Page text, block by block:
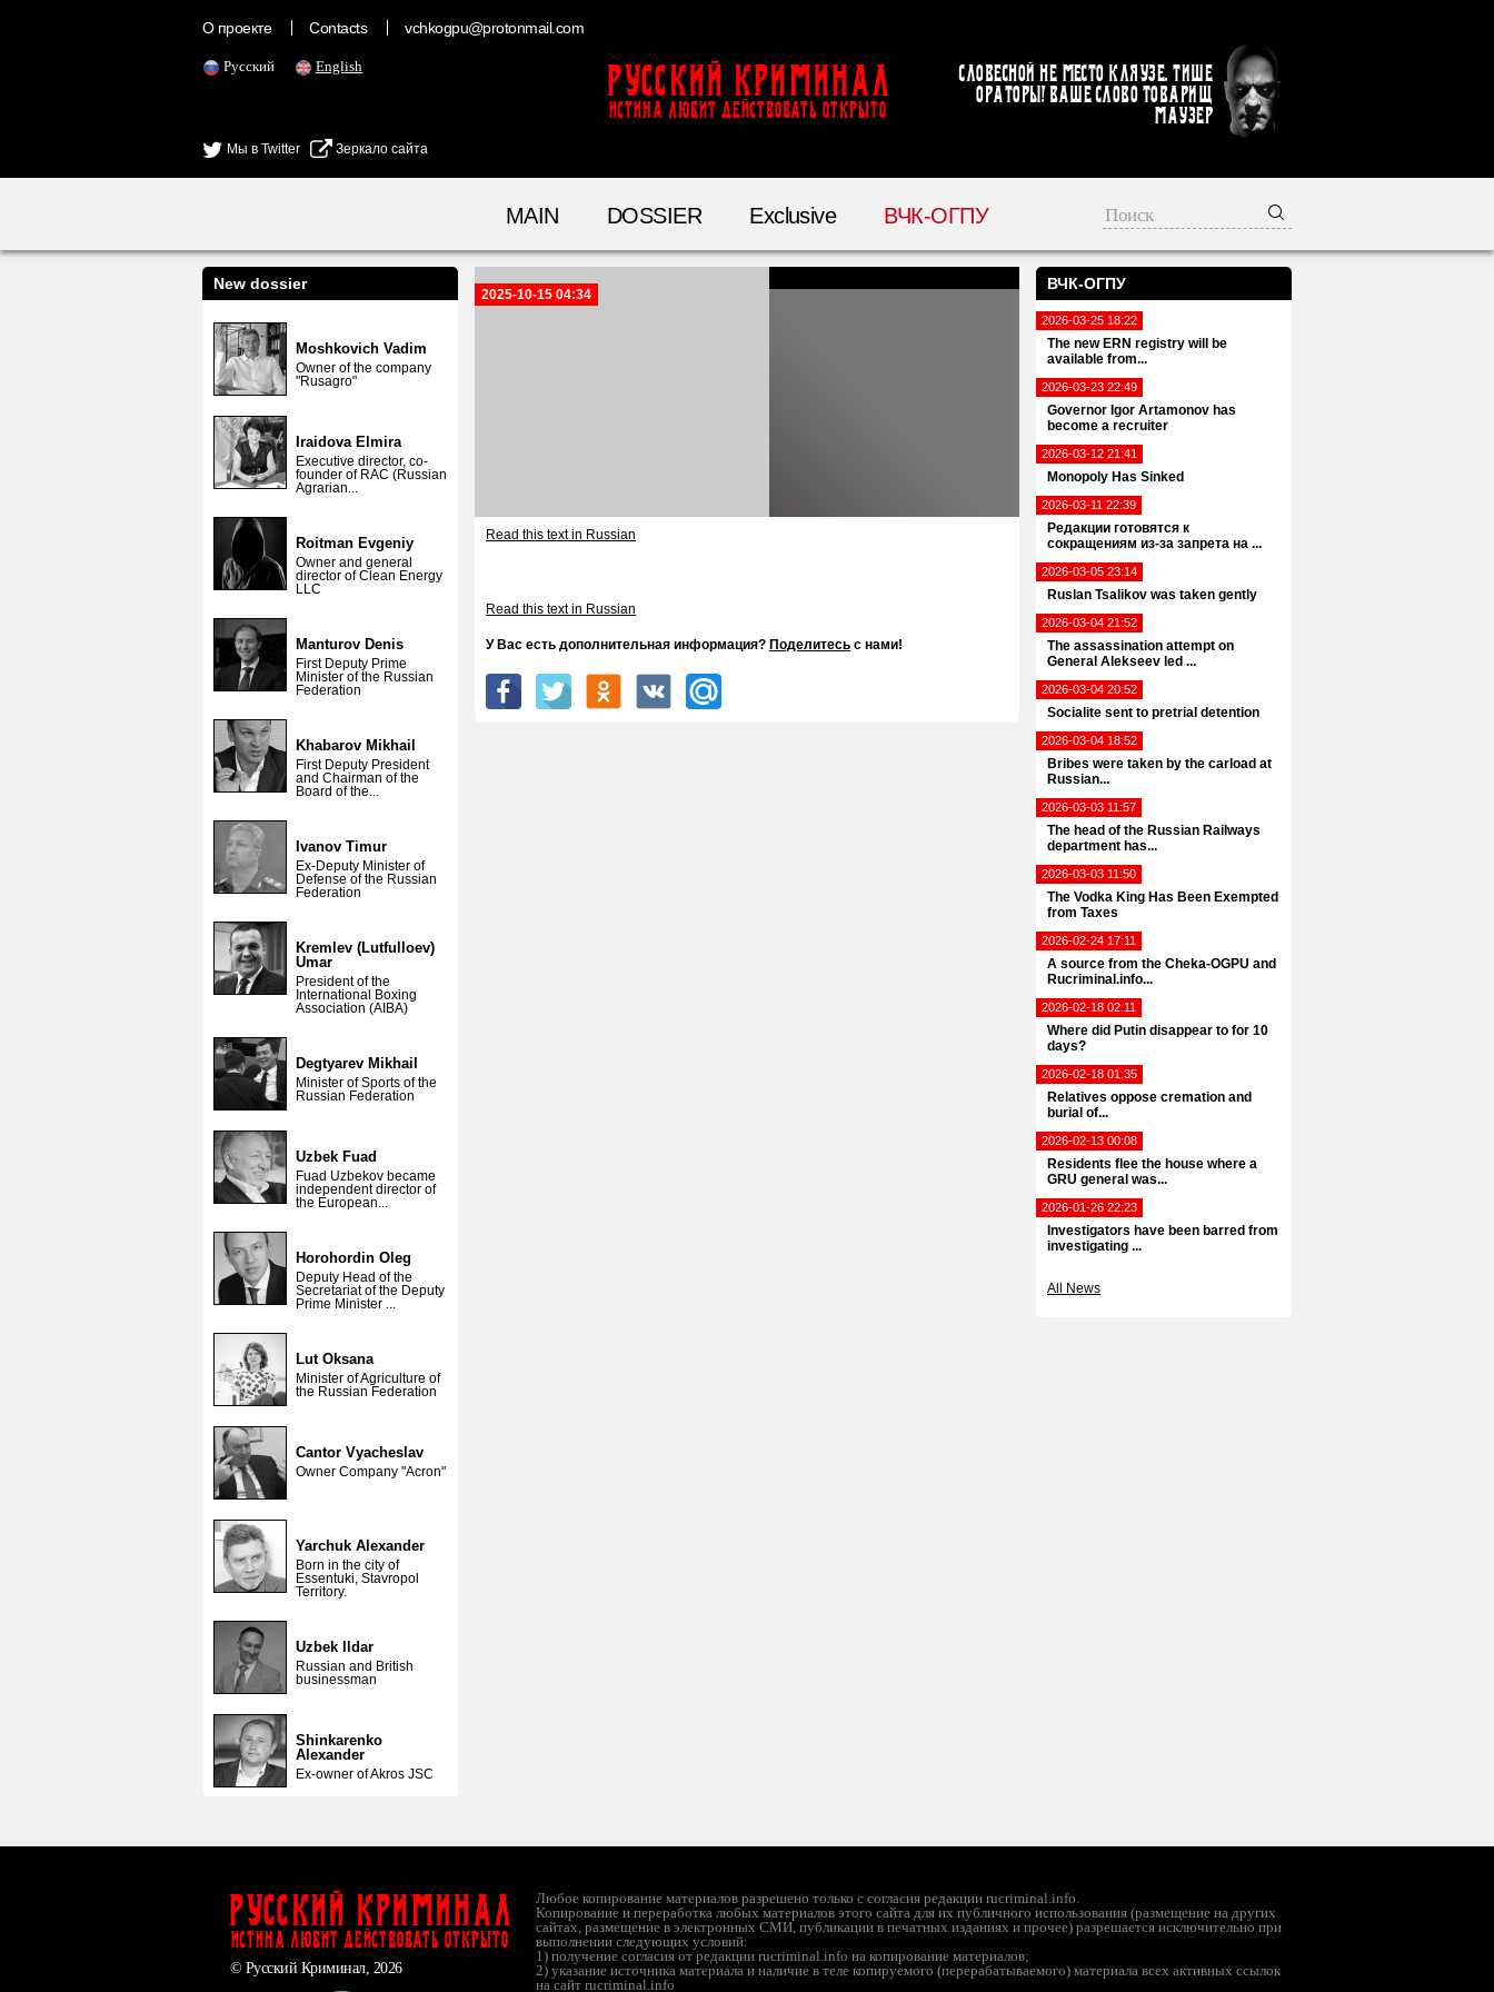
О проекте Contacts vchkogpu@protonmail.com
Русский English
Мы в Twitter Зеркало сайта
Русский Криминал
ИСТИНА ЛЮБИТ ДЕЙСТВОВАТЬ ОТКРЫТО
Словесной не место кляузе. Тише
ораторы! Ваше слово товарищ
Маузер
MAIN DOSSIER Exclusive ВЧК-ОГПУ
ВЧК-ОГПУ
2026-03-25 18:22
The new ERN registry will be
available from...
2026-03-23 22:49
Governor Igor Artamonov has
become a recruiter
2026-03-12 21:41
Monopoly Has Sinked
2026-03-11 22:39
Редакции готовятся к
сокращениям из-за запрета на ...
2026-03-05 23:14
Ruslan Tsalikov was taken gently
2026-03-04 21:52
The assassination attempt on
General Alekseev led ...
2026-03-04 20:52
Socialite sent to pretrial detention
2026-03-04 18:52
Bribes were taken by the carload at
Russian...
2026-03-03 11:57
The head of the Russian Railways
department has...
2026-03-03 11:50
The Vodka King Has Been Exempted
from Taxes
2026-02-24 17:11
A source from the Cheka-OGPU and
Rucriminal.info...
2026-02-18 02:11
Where did Putin disappear to for 10
days?
2026-02-18 01:35
Relatives oppose cremation and
burial of...
2026-02-13 00:08
Residents flee the house where a
GRU general was...
2026-01-26 22:23
Investigators have been barred from
investigating ...
All News
New dossier
Moshkovich Vadim
Owner of the company
"Rusagro"
Iraidova Elmira
Executive director, co-
founder of RAC (Russian
Agrarian...
Roitman Evgeniy
Owner and general
director of Clean Energy
LLC
Manturov Denis
First Deputy Prime
Minister of the Russian
Federation
Khabarov Mikhail
First Deputy President
and Chairman of the
Board of the...
Ivanov Timur
Ex-Deputy Minister of
Defense of the Russian
Federation
Kremlev (Lutfulloev)
Umar
President of the
International Boxing
Association (AIBA)
Degtyarev Mikhail
Minister of Sports of the
Russian Federation
Uzbek Fuad
Fuad Uzbekov became
independent director of
the European...
Horohordin Oleg
Deputy Head of the
Secretariat of the Deputy
Prime Minister ...
Lut Oksana
Minister of Agriculture of
the Russian Federation
Cantor Vyacheslav
Owner Company "Acron"
Yarchuk Alexander
Born in the city of
Essentuki, Stavropol
Territory.
Uzbek Ildar
Russian and British
businessman
Shinkarenko
Alexander
Ex-owner of Akros JSC
2025-10-15 04:34
Read this text in Russian
Read this text in Russian
У Вас есть дополнительная информация? Поделитесь с нами!
Русский Криминал
ИСТИНА ЛЮБИТ ДЕЙСТВОВАТЬ ОТКРЫТО
© Русский Криминал, 2026
Любое копирование материалов разрешено только с согласия редакции rucriminal.info.
Копирование и переработка любых материалов этого сайта для их публичного использования (размещение на других
сайтах, размещение в электронных СМИ, публикации в печатных изданиях и прочее) разрешается исключительно при
выполнении следующих условий:
1) получение согласия от редакции rucriminal.info на копирование материалов;
2) указание источника материала и наличие в теле копируемого (перерабатываемого) материала всех активных ссылок
на сайт rucriminal.info